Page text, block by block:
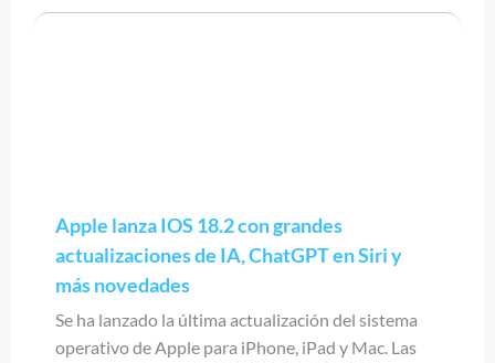
Apple lanza IOS 18.2 con grandes
actualizaciones de IA, ChatGPT en Siri y
más novedades
Se ha lanzado la última actualización del sistema
operativo de Apple para iPhone, iPad y Mac. Las